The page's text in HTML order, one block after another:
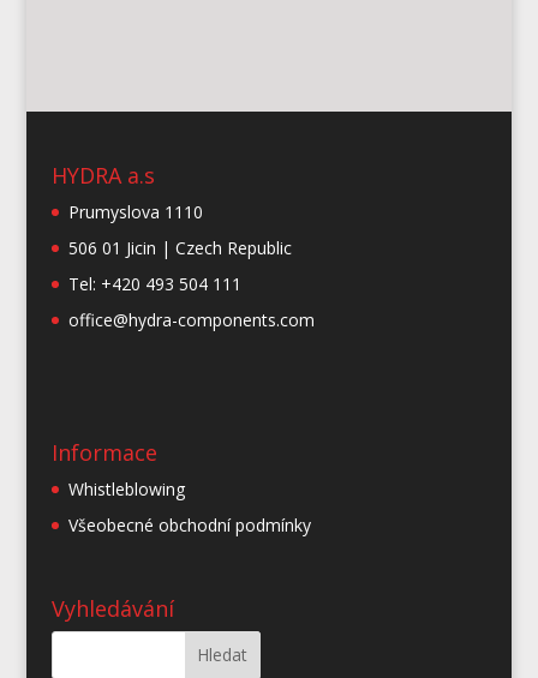
HYDRA a.s
Prumyslova 1110
506 01 Jicin | Czech Republic
Tel: +420 493 504 111
office@hydra-components.com
Informace
Whistleblowing
Všeobecné obchodní podmínky
Vyhledávání